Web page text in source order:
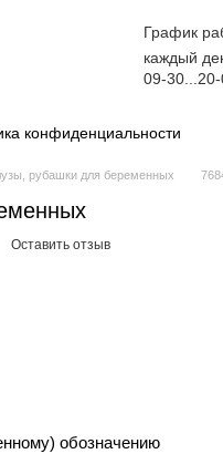
График
каждый
09-
конфиденциальности
рубашки для беременных
Оставить отзыв
обозначению